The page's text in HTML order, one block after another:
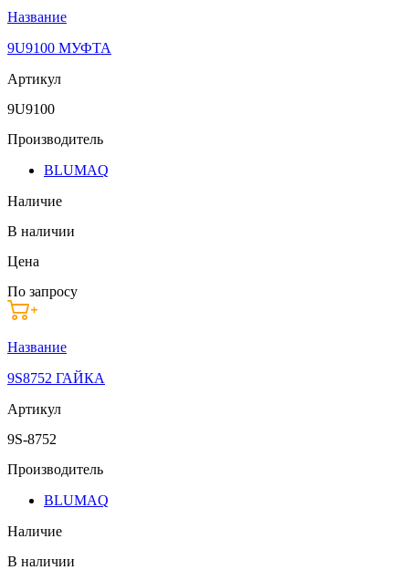
Название
9U9100 МУФТА
Артикул
9U9100
Производитель
BLUMAQ
Наличие
В наличии
Цена
По запросу
Название
9S8752 ГАЙКА
Артикул
9S-8752
Производитель
BLUMAQ
Наличие
В наличии